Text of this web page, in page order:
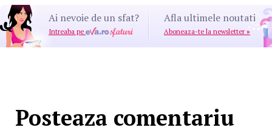
Ai nevoie de un sfat?
Intreaba pe
Afla ultimele noutati
Aboneaza-te la newsletter »
Posteaza comentariu